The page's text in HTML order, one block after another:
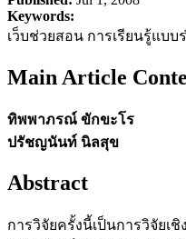
Keywords:
เว็บช่วยสอน การเรียนรู้แบบ
Main Article
ทิพพาภรณ์ ขักขะโร
ปรัชญนันท์ นิลสุข
Abstract
การวิจัยครั้งนี้เป็นการวิจัยเ